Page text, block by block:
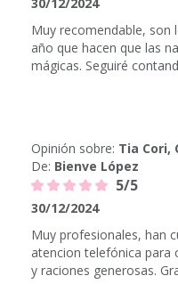
Muy recomendable, son
año que hacen que las
mágicas. Seguiré
Opinión sobre: Tia Cori,
De: Bienve López
5/5
30/12/2024
Muy profesionales, han
atencion telefónica para
y raciones generosas.